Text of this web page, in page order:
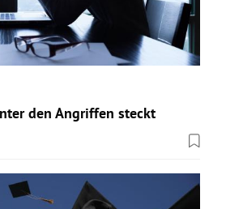
den Angriffen steckt